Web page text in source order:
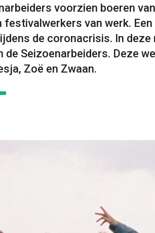
voorzien boeren
festivalwerkers van werk.
de coronacrisis. In deze
de Seizoenarbeiders. Deze
Zoë en Zwaan.